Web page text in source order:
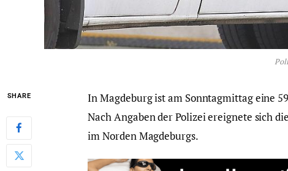
SHARE
In Magdeburg ist am Sonntagmittag eine
Nach Angaben der Polizei ereignete sich
im Norden Magdeburgs.